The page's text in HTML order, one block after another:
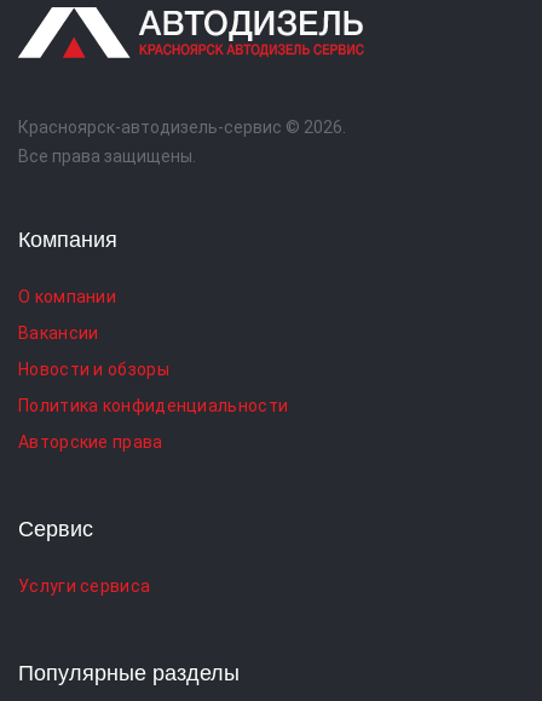
Красноярск-автодизель-сервис © 2026.
Все права защищены.
Компания
О компании
Вакансии
Новости и обзоры
Политика конфиденциальности
Авторские права
Сервис
Услуги сервиса
Популярные разделы